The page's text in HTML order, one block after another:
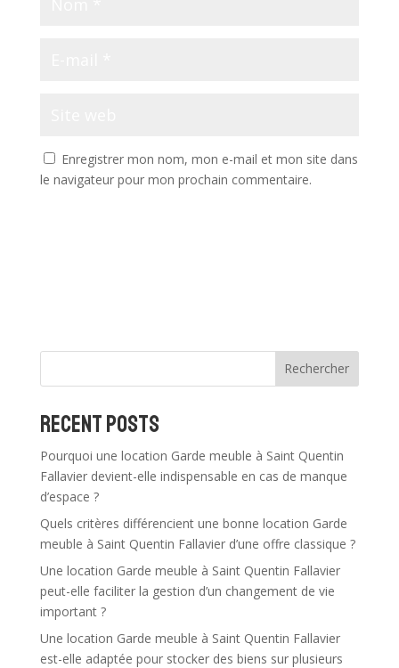
Enregistrer mon nom, mon e-mail et mon site dans
le navigateur pour mon prochain commentaire.
i
e
:
Rechercher
Recent Posts
Pourquoi une location Garde meuble à Saint Quentin
Fallavier devient-elle indispensable en cas de manque
d’espace ?
Quels critères différencient une bonne location Garde
meuble à Saint Quentin Fallavier d’une offre classique ?
Une location Garde meuble à Saint Quentin Fallavier
peut-elle faciliter la gestion d’un changement de vie
important ?
Une location Garde meuble à Saint Quentin Fallavier
est-elle adaptée pour stocker des biens sur plusieurs